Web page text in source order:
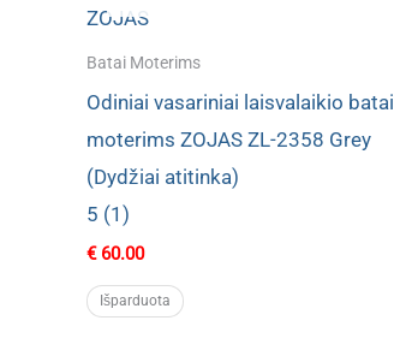
Batai Moterims
Odiniai vasariniai laisvalaikio batai
moterims ZOJAS ZL-2358 Grey
(Dydžiai atitinka)
5 (1)
€60.00
Išparduota